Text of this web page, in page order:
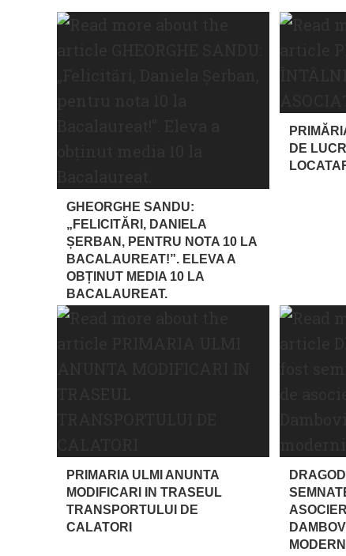
GHEORGHE SANDU:
„FELICITĂRI, DANIELA
ȘERBAN, PENTRU NOTA 10 LA
BACALAUREAT!”. ELEVA A
OBȚINUT MEDIA 10 LA
BACALAUREAT.
DE
PRIMARIA ULMI ANUNTA
MODIFICARI IN TRASEUL
TRANSPORTULUI DE
CALATORI